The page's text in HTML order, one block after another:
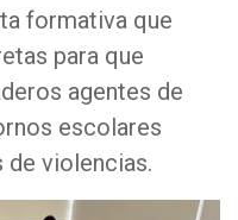
formativa que
para que
agentes de
escolares
de violencias.